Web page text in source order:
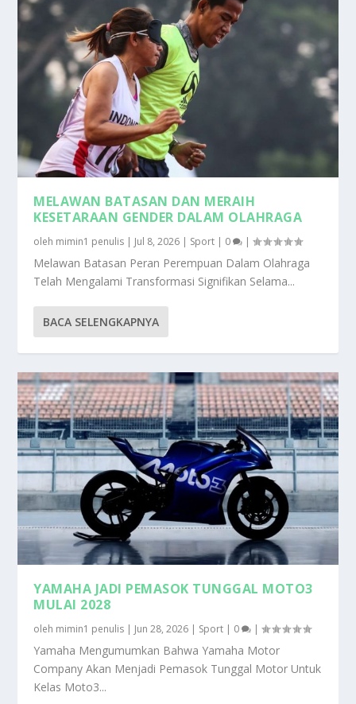
MELAWAN BATASAN DAN MERAIH
KESETARAAN GENDER DALAM OLAHRAGA
oleh mimin1 penulis | Jul 8, 2026 | Sport | 0 |
Melawan Batasan Peran Perempuan Dalam Olahraga
Telah Mengalami Transformasi Signifikan Selama...
BACA SELENGKAPNYA
YAMAHA JADI PEMASOK TUNGGAL MOTO3
MULAI 2028
oleh mimin1 penulis | Jun 28, 2026 | Sport | 0 |
Yamaha Mengumumkan Bahwa Yamaha Motor
Company Akan Menjadi Pemasok Tunggal Motor Untuk
Kelas Moto3...